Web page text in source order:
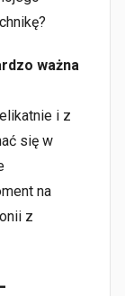
ważna
i z
się w
na
z